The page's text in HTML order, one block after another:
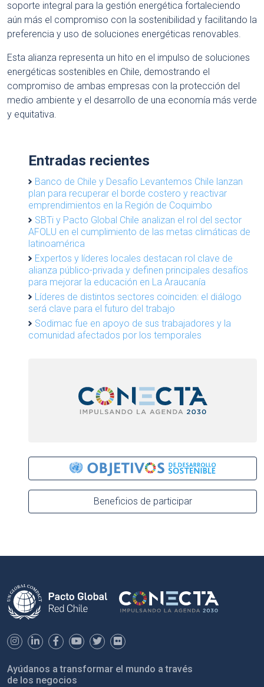
soporte integral para la gestión energética fortaleciendo
aún más el compromiso con la sostenibilidad y facilitando la
preferencia y uso de soluciones energéticas renovables.
Esta alianza representa un hito en el impulso de soluciones
energéticas sostenibles en Chile, demostrando el
compromiso de ambas empresas con la protección del
medio ambiente y el desarrollo de una economía más verde
y equitativa.
Entradas recientes
Banco de Chile y Desafío Levantemos Chile lanzan
plan para recuperar el borde costero y reactivar
emprendimientos en la Región de Coquimbo
SBTi y Pacto Global Chile analizan el rol del sector
AFOLU en el cumplimiento de las metas climáticas de
latinoamérica
Expertos y líderes locales destacan rol clave de
alianza público-privada y definen principales desafíos
para mejorar la educación en La Araucanía
Líderes de distintos sectores coinciden: el diálogo
será clave para el futuro del trabajo
Sodimac fue en apoyo de sus trabajadores y la
comunidad afectados por los temporales
Beneficios de participar
Ayúdanos a transformar el mundo a través
de los negocios